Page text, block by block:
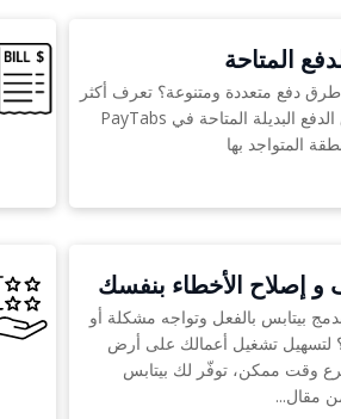
المتاحة
دفع متعددة ومتنوعة؟ تعرف أكثر
على طرق الدفع البديلة المتاحة في PayTabs
المتواجد بها
و إصلاح الأخطاء بنفسك
بيتابس بالفعل وتواجه مشكلة أو
لتسهيل تشغيل أعمالك على أرض
وقت ممكن، توفّر لك بيتابس
مقال...